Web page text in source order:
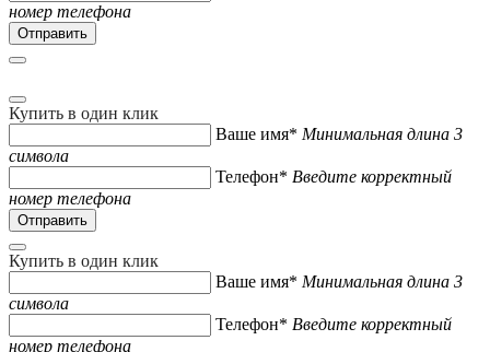
номер телефона
Купить в один клик
Ваше имя* Минимальная длина 3
символа
Телефон* Введите корректный
номер телефона
Купить в один клик
Ваше имя* Минимальная длина 3
символа
Телефон* Введите корректный
номер телефона